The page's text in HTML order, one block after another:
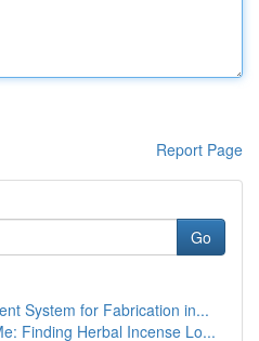
Report Page
Go
System for Fabrication in...
Finding Herbal Incense Lo...